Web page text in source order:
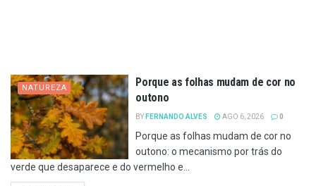
NATUREZA
Porque as folhas mudam de cor no
outono
BY FERNANDO ALVES AGO 6, 2026 0
Porque as folhas mudam de cor no
outono: o mecanismo por trás do
verde que desaparece e do vermelho e...